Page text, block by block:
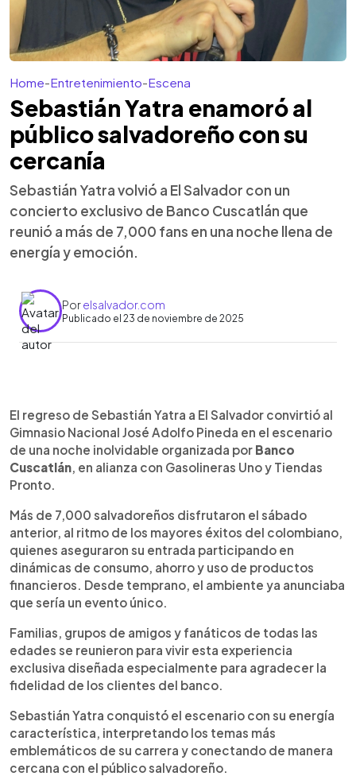
Home-Entretenimiento-Escena
Sebastián Yatra enamoró al
público salvadoreño con su
cercanía
Sebastián Yatra volvió a El Salvador con un
concierto exclusivo de Banco Cuscatlán que
reunió a más de 7,000 fans en una noche llena de
energía y emoción.
Porelsalvador.com
Publicado el 23 de noviembre de 2025
Escuchar artículo
El regreso de Sebastián Yatra a El Salvador convirtió al
Gimnasio Nacional José Adolfo Pineda en el escenario
de una noche inolvidable organizada por Banco
Cuscatlán, en alianza con Gasolineras Uno y Tiendas
Pronto.
Más de 7,000 salvadoreños disfrutaron el sábado
anterior, al ritmo de los mayores éxitos del colombiano,
quienes aseguraron su entrada participando en
dinámicas de consumo, ahorro y uso de productos
financieros. Desde temprano, el ambiente ya anunciaba
que sería un evento único.
Familias, grupos de amigos y fanáticos de todas las
edades se reunieron para vivir esta experiencia
exclusiva diseñada especialmente para agradecer la
fidelidad de los clientes del banco.
Sebastián Yatra conquistó el escenario con su energía
característica, interpretando los temas más
emblemáticos de su carrera y conectando de manera
cercana con el público salvadoreño.